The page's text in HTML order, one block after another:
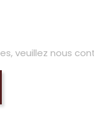
veuillez nous